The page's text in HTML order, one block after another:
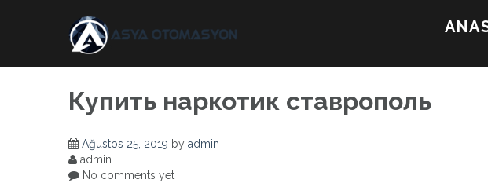
Купить наркотик ставрополь
Ağustos 25, 2019 by admin
admin
No comments yet